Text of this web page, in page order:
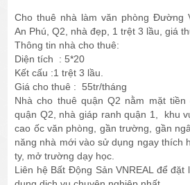
Cho thuê nhà làm văn phòng Đường
An Phú, Q2, nhà đẹp, 1 trệt 3 lầu, giá
Thông tin nhà cho thuê:
Diện tích : 5*20
Kết cấu :1 trệt 3 lầu.
Giá cho thuê : 55tr/tháng
Nhà cho thuê quận Q2 nằm mặt
quận Q2, nhà giáp ranh quận 1, khu
cao ốc văn phòng, gần trường, gần
năng nhà mới vào sử dụng ngay thích
ty, mở trường dạy học.
Liên hệ Bất Động Sản VNREAL để